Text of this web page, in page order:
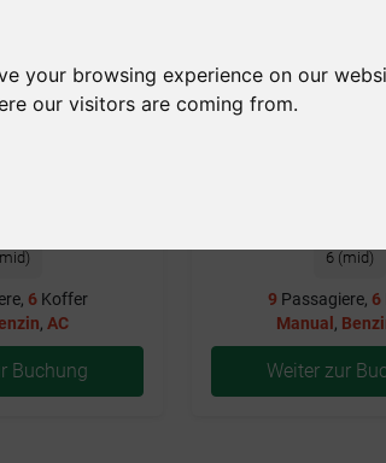
6Koffer
, AC
Buchung
6 (mid)
9 Passagiere, 6
Manual ,
Weiter zur
your browsing experience on our
our visitors are coming from.